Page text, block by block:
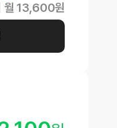
월 13,600원